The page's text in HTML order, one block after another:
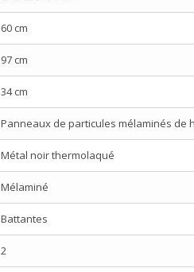
60 cm
97 cm
34 cm
Panneaux de particules mélaminés de
Métal noir thermolaqué
Mélaminé
Battantes
2